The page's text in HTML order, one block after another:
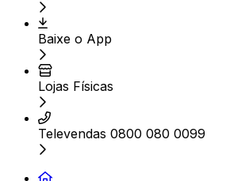
Baixe o App
Lojas Físicas
Televendas 0800 080 0099